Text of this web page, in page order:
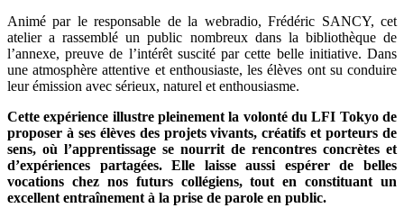
Animé par le responsable de la webradio, Frédéric SANCY, cet
atelier a rassemblé un public nombreux dans la bibliothèque de
l’annexe, preuve de l’intérêt suscité par cette belle initiative. Dans
une atmosphère attentive et enthousiaste, les élèves ont su conduire
leur émission avec sérieux, naturel et enthousiasme.
Cette expérience illustre pleinement la volonté du LFI Tokyo de
proposer à ses élèves des projets vivants, créatifs et porteurs de
sens, où l’apprentissage se nourrit de rencontres concrètes et
d’expériences partagées. Elle laisse aussi espérer de belles
vocations chez nos futurs collégiens, tout en constituant un
excellent entraînement à la prise de parole en public.